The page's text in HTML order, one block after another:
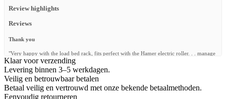
Review highlights
Reviews
Thank you
"Very happy with the load bed rack, fits perfect with the Hamer electric roller. . . manage
to leave the factory sports bar on and there is no hanging at the back."
—Alfonso N.(3/5)
Q&A
Klaar voor verzending
Levering binnen 3–5 werkdagen.
Veilig en betrouwbaar betalen
Betaal veilig en vertrouwd met onze bekende betaalmethoden.
Eenvoudig retourneren